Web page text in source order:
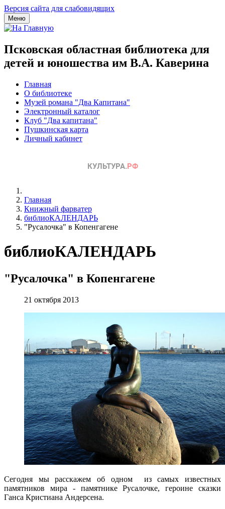
Версия сайта для слабовидящих
Меню
Псковская областная библиотека для
детей и юношества им В.А. Каверина
Главная
О библиотеке
Музей романа "Два Капитана"
Электронный каталог
Клуб "Два капитана"
Пушкинская карта
Личный кабинет
Главная
Книжный фарватер
библиоКАЛЕНДАРЬ
"Русалочка" в Копенгагене
библиоКАЛЕНДАРЬ
"Русалочка" в Копенгагене
21 октября 2013
Сегодня мы расскажем об одном из самых известных
памятников мира - памятнике Русалочке, героине сказки
Ганса Кристиана Андерсена.